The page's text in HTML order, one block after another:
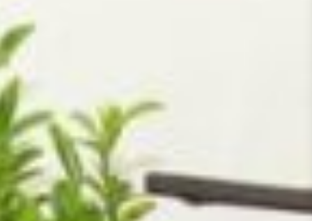
passen. Bespreek met elkaar welke
voorwerpen gekozen zijn en bepaal samen
nog kunnen aankleden met bijvoorbeeld een
opengeslagen kinderbijbel, een kaal houten
kruis, een waxinelichtje, voorjaars bolletjes
die nog uit moeten komen, een dienblad
met zand met een pad van kleine